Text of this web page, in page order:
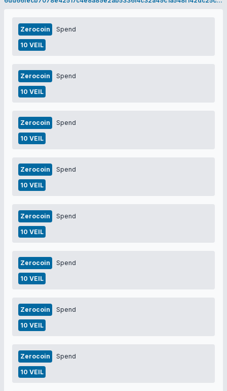
Zerocoin Spend
10 VEIL
Zerocoin Spend
10 VEIL
Zerocoin Spend
10 VEIL
Zerocoin Spend
10 VEIL
Zerocoin Spend
10 VEIL
Zerocoin Spend
10 VEIL
Zerocoin Spend
10 VEIL
Zerocoin Spend
10 VEIL